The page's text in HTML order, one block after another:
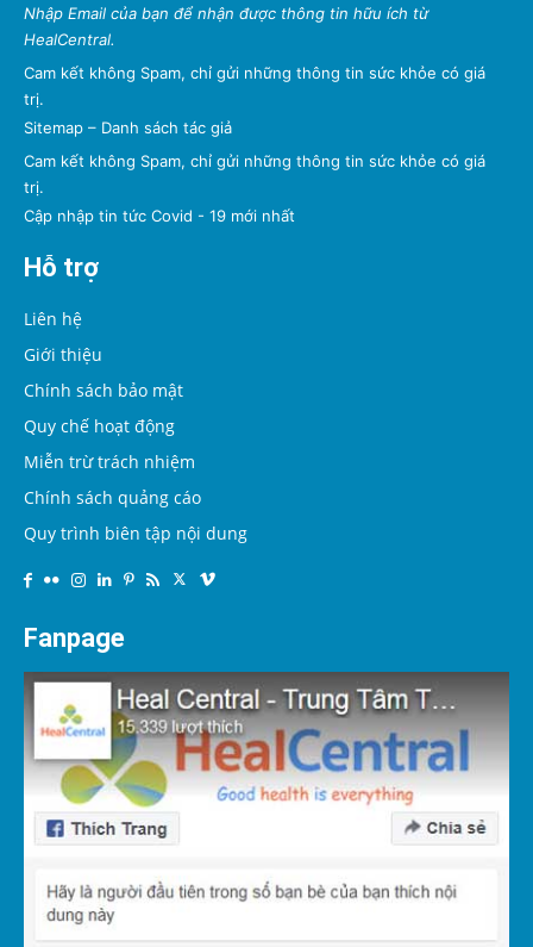
Nhập Email của bạn để nhận được thông tin hữu ích từ
HealCentral.
Cam kết không Spam, chỉ gửi những thông tin sức khỏe có giá
trị.
Sitemap – Danh sách tác giả
Cam kết không Spam, chỉ gửi những thông tin sức khỏe có giá
trị.
Cập nhập tin tức Covid - 19 mới nhất
Hỗ trợ
Liên hệ
Giới thiệu
Chính sách bảo mật
Quy chế hoạt động
Miễn trừ trách nhiệm
Chính sách quảng cáo
Quy trình biên tập nội dung
Fanpage